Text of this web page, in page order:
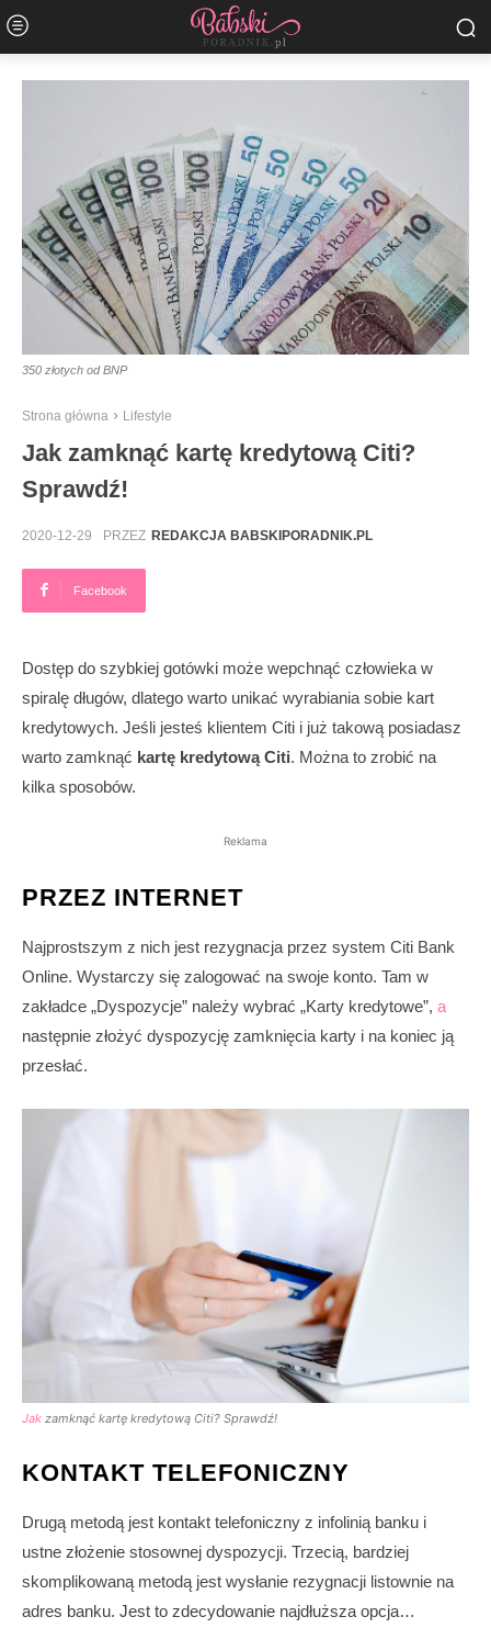
350 złotych od BNP
Strona główna Lifestyle
Jak zamknąć kartę kredytową Citi?
Sprawdź!
2020-12-29 PRZEZ REDAKCJA BABSKIPORADNIK.PL
Facebook
Dostęp do szybkiej gotówki może wepchnąć człowieka w
spiralę długów, dlatego warto unikać wyrabiania sobie kart
kredytowych. Jeśli jesteś klientem Citi i już takową posiadasz
warto zamknąć kartę kredytową Citi. Można to zrobić na
kilka sposobów.
Reklama
PRZEZ INTERNET
Najprostszym z nich jest rezygnacja przez system Citi Bank
Online. Wystarczy się zalogować na swoje konto. Tam w
zakładce „Dyspozycje” należy wybrać „Karty kredytowe”, a
następnie złożyć dyspozycję zamknięcia karty i na koniec ją
przesłać.
Jak zamknąć kartę kredytową Citi? Sprawdź!
KONTAKT TELEFONICZNY
Drugą metodą jest kontakt telefoniczny z infolinią banku i
ustne złożenie stosownej dyspozycji. Trzecią, bardziej
skomplikowaną metodą jest wysłanie rezygnacji listownie na
adres banku. Jest to zdecydowanie najdłuższa opcja…